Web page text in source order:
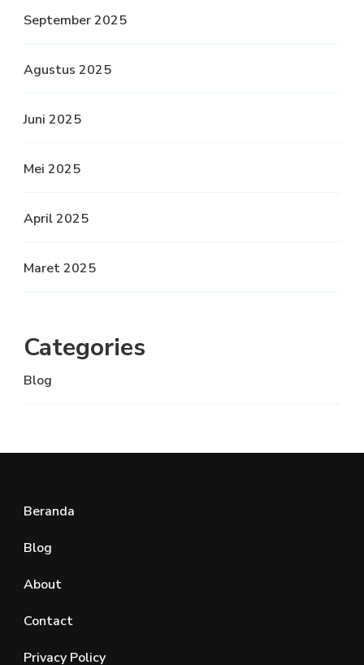
September 2025
Agustus 2025
Juni 2025
Mei 2025
April 2025
Maret 2025
Categories
Blog
Beranda
Blog
About
Contact
Privacy Policy